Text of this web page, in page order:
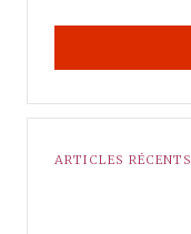
ARTICLES RÉCENTS